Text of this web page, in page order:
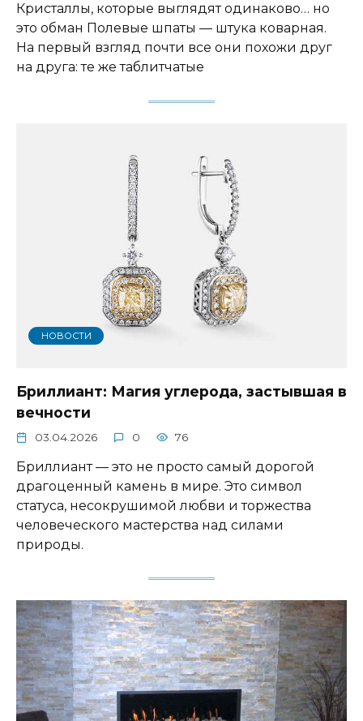
Кристаллы, которые выглядят одинаково… но
это обман Полевые шпаты — штука коварная.
На первый взгляд почти все они похожи друг
на друга: те же таблитчатые
НОВОСТИ
Бриллиант: Магия углерода, застывшая в
вечности
03.04.2026 0 76
Бриллиант — это не просто самый дорогой
драгоценный камень в мире. Это символ
статуса, несокрушимой любви и торжества
человеческого мастерства над силами
природы.